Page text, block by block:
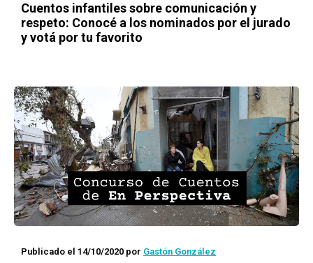
Cuentos infantiles sobre comunicación y
respeto: Conocé a los nominados por el jurado
y votá por tu favorito
Publicado el 14/10/2020 por Gastón González